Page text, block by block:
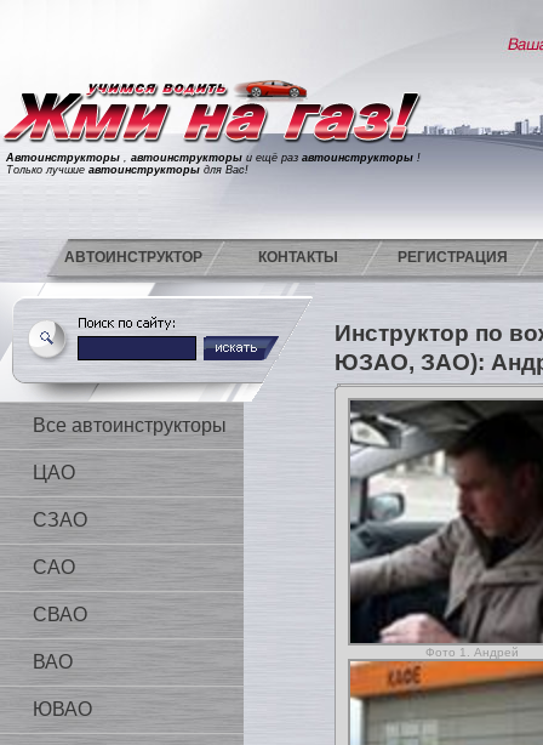
Автоинструкторы , автоинструкторы и ещё раз автоинструкторы !
Только лучшие автоинструкторы для Вас!
АВТОИНСТРУКТОР КОНТАКТЫ РЕГИСТРАЦИЯ
Все автоинструкторы
ЦАО
СЗАО
САО
СВАО
ВАО
ЮВАО
Инструктор по
ЮЗАО, ЗАО):
Фото 1. Андрей